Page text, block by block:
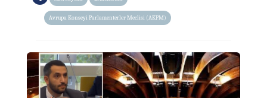
Avrupa Konseyi Parlamenterler Meclisi (AKPM)